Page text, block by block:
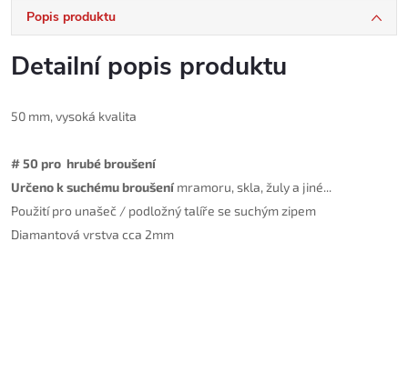
Popis produktu
Detailní popis produktu
50 mm, vysoká kvalita
#50 pro hrubébroušení
Určeno k suchému broušení mramoru, skla, žuly a jiné...
Použití pro unašeč / podložný talíře se suchým zipem
Diamantová vrstva cca 2mm